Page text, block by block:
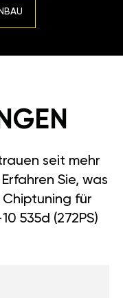
seit mehr
Sie, was
Chiptuning für
535d (272PS)